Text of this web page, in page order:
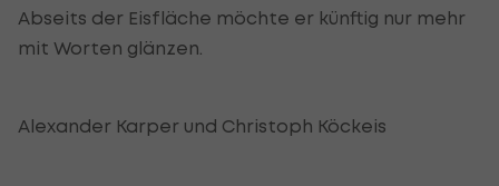
Abseits der Eisfläche möchte er künftig nur mehr
mit Worten glänzen.
Alexander Karper und Christoph Köckeis